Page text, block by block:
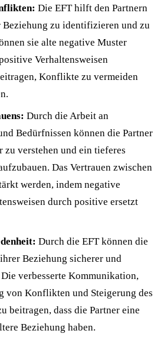
Die EFT hilft den Partnern
zu identifizieren und zu
sie alte negative Muster
Verhaltensweisen
Konflikte zu vermeiden
Durch die Arbeit an
Bedürfnissen können die Partner
zu verstehen und ein tieferes
Das Vertrauen zwischen
werden, indem negative
durch positive ersetzt
Durch die EFT können die
Beziehung sicherer und
verbesserte Kommunikation,
von Konflikten und Steigerung des
beitragen, dass die Partner eine
Beziehung haben.